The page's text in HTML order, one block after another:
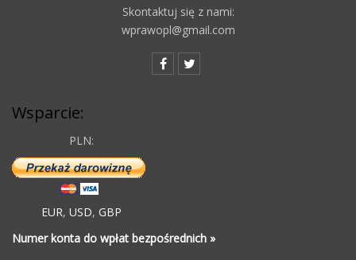
Skontaktuj się z nami:
wprawopl@gmail.com
Wsparcie:
PLN:
EUR, USD, GBP
Numer konta do wpłat bezpośrednich »